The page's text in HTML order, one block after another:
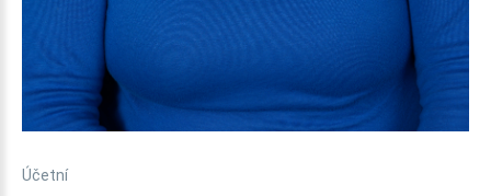
Účetní